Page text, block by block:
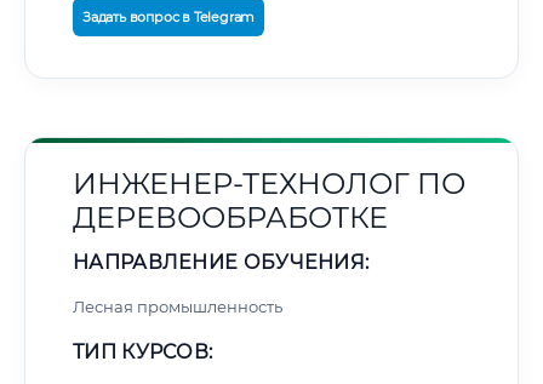
Задать вопрос в Telegram
ИНЖЕНЕР-ТЕХНОЛОГ ПО
ДЕРЕВООБРАБОТКЕ
НАПРАВЛЕНИЕ ОБУЧЕНИЯ:
Лесная промышленность
ТИП КУРСОВ: